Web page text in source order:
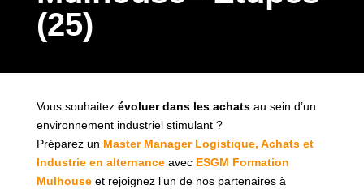
(25)
Vous souhaitez évoluer dans les achatsau sein d’un
environnement industriel stimulant ?
Préparez un Master Manager Logistique, Achats et
Industrie en alternanceavec ESGM Formation
Mulhouseet rejoignez l’un de nos partenaires à